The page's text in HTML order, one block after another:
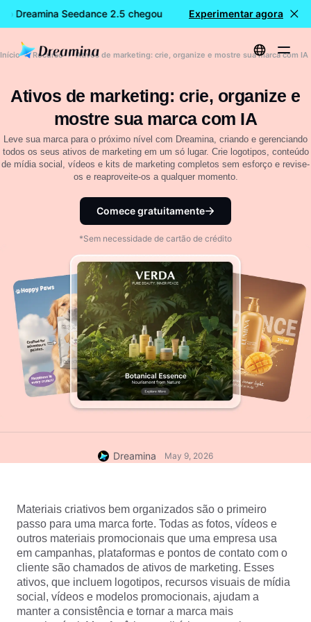
o Dreamina Seedance 2.5 chegou 🎉 Novo modelo
Experimentar agora
Início Recurso Ativos de marketing: crie, organize e mostre sua marca com IA
Ativos de marketing: crie, organize e
mostre sua marca com IA
Leve sua marca para o próximo nível com Dreamina, criando e gerenciando
todos os seus ativos de marketing em um só lugar. Crie logotipos, conteúdo
de mídia social, vídeos e kits de marketing completos sem esforço e revise-
os e reaproveite-os a qualquer momento.
Comece gratuitamente
*Sem necessidade de cartão de crédito
Dreamina May 9, 2026
Materiais criativos bem organizados são o primeiro
passo para uma marca forte. Todas as fotos, vídeos e
outros materiais promocionais que uma empresa usa
em campanhas, plataformas e pontos de contato com o
cliente são chamados de ativos de marketing. Esses
ativos, que incluem logotipos, recursos visuais de mídia
social, vídeos e modelos promocionais, ajudam a
manter a consistência e tornar a marca mais